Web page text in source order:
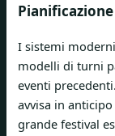
I sistemi
modelli di turni
eventi
avvisa in
grande festival